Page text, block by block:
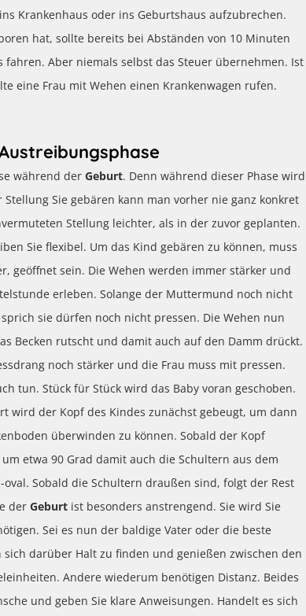
Krankenhaus oder ins Geburtshaus aufzubrechen.
hat, sollte bereits bei Abständen von 10 Minuten
Aber niemals selbst das Steuer übernehmen. Ist
eine Frau mit Wehen einen Krankenwagen rufen.
während der Geburt. Denn während dieser Phase wird
Sie gebären kann man vorher nie ganz konkret
Stellung leichter, als in der zuvor geplanten.
Sie flexibel. Um das Kind gebären zu können, muss
geöffnet sein. Die Wehen werden immer stärker und
erleben. Solange der Muttermund noch nicht
sie dürfen noch nicht pressen. Die Wehen nun
Becken rutscht und damit auch auf den Damm drückt.
noch stärker und die Frau muss mit pressen.
tun. Stück für Stück wird das Baby voran geschoben.
wird der Kopf des Kindes zunächst gebeugt, um dann
überwinden zu können. Sobald der Kopf
etwa 90 Grad damit auch die Schultern aus dem
Sobald die Schultern draußen sind, folgt der Rest
der Geburt ist besonders anstrengend. Sie wird Sie
Sei es nun der baldige Vater oder die beste
darüber Halt zu finden und genießen zwischen den
Andere wiederum benötigen Distanz. Beides
und geben Sie klare Anweisungen. Handelt es sich